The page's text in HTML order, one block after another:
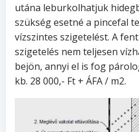
utána leburkolhatjuk
szükség esetné a pincefal
vízszintes szigetelést. A
szigetelés nem teljesen
bejön, annyi el is fog
kb. 28 000,- Ft + ÁFA / m2.